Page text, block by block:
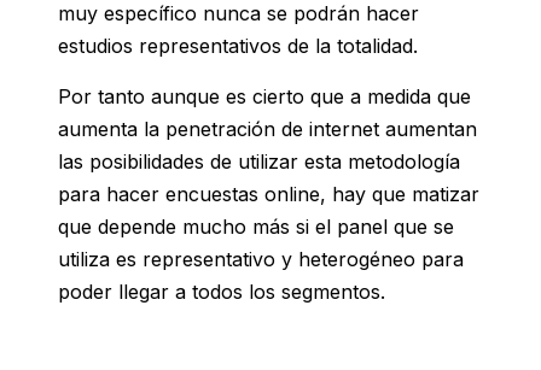
muy específico nunca se podrán hacer
estudios representativos de la totalidad.
Por tanto aunque es cierto que a medida que
aumenta la penetración de internet aumentan
las posibilidades de utilizar esta metodología
para hacer encuestas online, hay que matizar
que depende mucho más si el panel que se
utiliza es representativo y heterogéneo para
poder llegar a todos los segmentos.